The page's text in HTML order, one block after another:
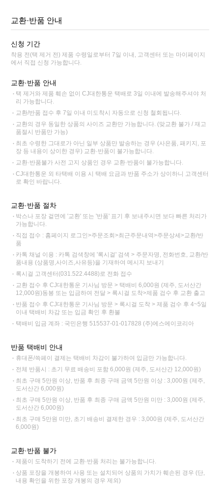
교환·반품 안내
신청 기간
착용 전(택 제거 전) 제품 수령일로부터 7일 이내, 고객센터 또는 마이페이지
에서 직접 신청 가능합니다.
교환·반품 안내
택 제거와 제품 훼손 없이 CJ대한통운 택배로 3일 이내에 발송해주셔야 처
리 가능합니다.
교환/반품 접수 후 7일 이내 미도착시 자동으로 신청 철회됩니다.
교환의 경우 동일한 상품의 사이즈 교환만 가능합니다. (맞교환 불가 / 재고
품절시 반품만 가능)
최초 수령한 그대로가 아닌 일부 상품만 발송하는 경우 (사은품, 패키지, 포
장 등 내용이 상이한 경우) 교환·반품이 불가능합니다.
교환·반품불가 사전 고지 상품인 경우 교환·반품이 불가능합니다.
CJ대한통운 외 타택배 이용 시 택배 요금과 반품 주소가 상이하니 고객센터
로 확인 바랍니다.
교환·반품 절차
박스나 포장 겉면에 '교환' 또는 '반품' 표기 후 보내주시면 보다 빠른 처리가
가능합니다.
직접 접수 : 홈페이지 로그인>주문조회>최근주문내역>주문상세>교환/반
품
카톡 채널 이용 : 카톡 검색창에 '록시걸' 검색 > 주문자명, 전화번호, 교환/반
품내용 (상품명,사이즈,사유등)을 기재하여 메시지 보내기
록시걸 고객센터(031.522.4488)로 전화 접수
교환 접수 후 CJ대한통운 기사님 방문 > 택배비 6,000원 (제주, 도서산간
12,000원)동봉 또는 입금하여 전달 > 록시걸 도착>제품 검수 후 교환 출고
반품 접수 후 CJ대한통운 기사님 방문 > 록시걸 도착 > 제품 검수 후 4~5일
이내 택배비 차감 또는 입금 확인 후 환불
택배비 입금 계좌 : 국민은행 515537-01-017828 (주)에스에이코리아
반품 택배비 안내
휴대폰/쓱페이 결제는 택배비 차감이 불가하여 입금만 가능합니다.
전체 반품시 : 초기 무료 배송비 포함 6,000원 (제주, 도서산간 12,000원)
최초 구매 5만원 이상, 반품 후 최종 구매 금액 5만원 이상 : 3,000원 (제주,
도서산간 6,000원)
최초 구매 5만원 이상, 반품 후 최종 구매 금액 5만원 미만 : 3,000원 (제주,
도서산간 6,000원)
최초 구매 5만원 미만, 초기 배송비 결제한 경우 : 3,000원 (제주, 도서산간
6,000원)
교환·반품 불가
제품이 도착하기 전에 교환·반품 처리는 불가능합니다.
상품 포장을 개봉하여 사용 또는 설치되어 상품의 가치가 훼손된 경우 (단,
내용 확인을 위한 포장 개봉의 경우 제외)